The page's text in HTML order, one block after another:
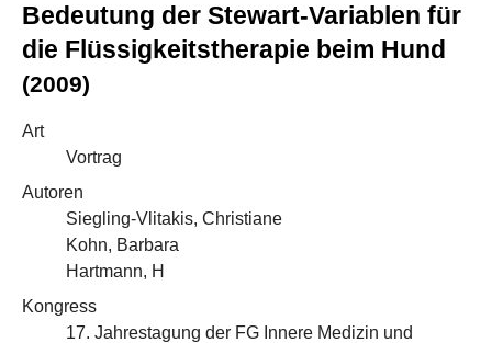
Bedeutung der Stewart-Variablen für
die Flüssigkeitstherapie beim Hund
(2009)
Art
Vortrag
Autoren
Siegling-Vlitakis, Christiane
Kohn, Barbara
Hartmann, H
Kongress
17. Jahrestagung der FG Innere Medizin und